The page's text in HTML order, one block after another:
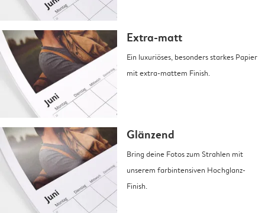
Extra-matt
Ein luxuriöses, besonders starkes Papier
mit extra-mattem Finish.
Glänzend
Bring deine Fotos zum Strahlen mit
unserem farbintensiven Hochglanz-
Finish.